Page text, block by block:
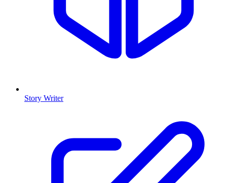
Story Writer